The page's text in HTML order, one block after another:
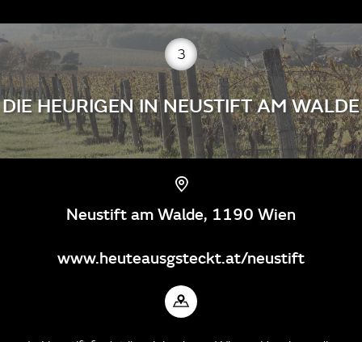
3
DIE HEURIGEN IN NEUSTIFT AM WALDE
Neustift am Walde, 1190 Wien
www.heuteausgsteckt.at/neustift